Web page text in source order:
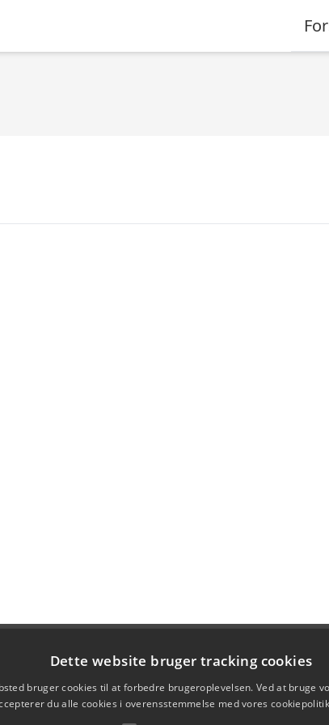
Dette website bruger tracking cookies
bruger cookies til at forbedre brugeroplevelsen. Ved at bruge
du alle cookies i overensstemmelse med vores